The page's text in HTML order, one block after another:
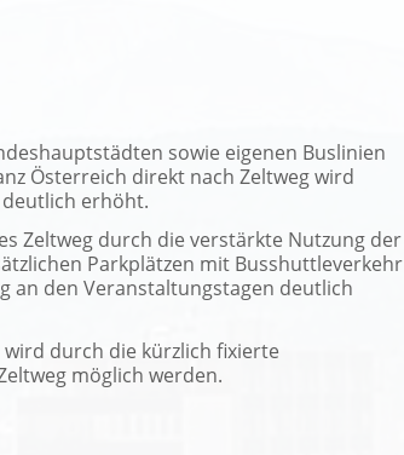
sowie eigenen Buslinien
Österreich direkt nach Zeltweg wird
erhöht.
Zeltweg durch die verstärkte Nutzung der
Parkplätzen mit Busshuttleverkehr
an den Veranstaltungstagen deutlich
wird durch die kürzlich fixierte
möglich werden.